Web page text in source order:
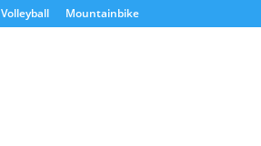
Volleyball Mountainbike